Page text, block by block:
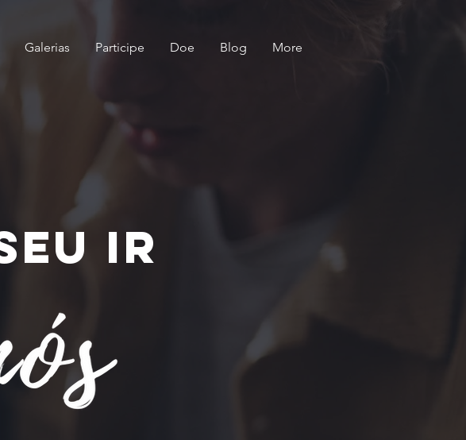
Galerias Participe Doe Blog More
ir